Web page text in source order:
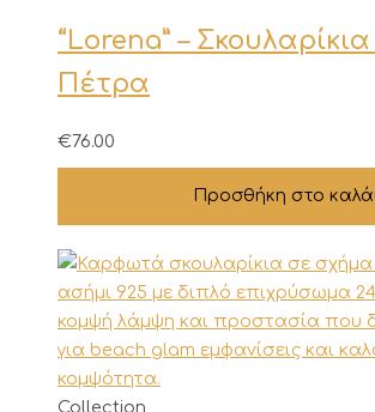
“Lorena” –
Πέτρα
€76.00
Προσθήκη στο
Collection